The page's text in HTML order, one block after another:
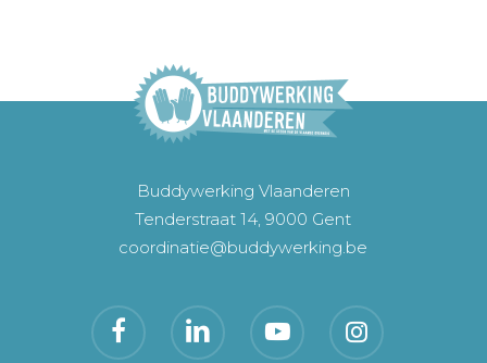
Buddywerking Vlaanderen
Tenderstraat 14, 9000 Gent
coordinatie@buddywerking.be